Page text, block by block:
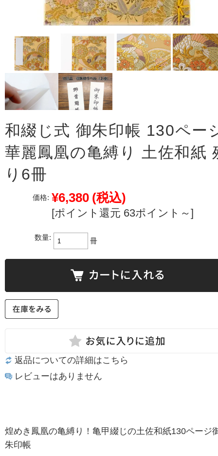
和綴じ式 御朱印帳 130ペー
華麗鳳凰の亀縛り 土佐和紙
り6冊
価格: ¥6,380 (税込)
[ポイント還元 63ポイント～]
数量: 冊
返品についての詳細はこちら
レビューはありません
煌めき鳳凰の亀縛り！亀甲綴じの土佐和紙130ページ
朱印帳